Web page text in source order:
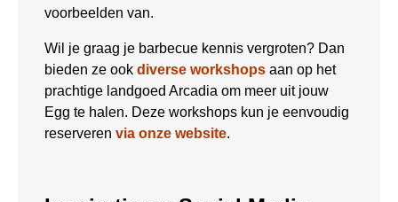
voorbeelden van.
Wil je graag je barbecue kennis vergroten? Dan
bieden ze ook diverse workshops aan op het
prachtige landgoed Arcadia om meer uit jouw
Egg te halen. Deze workshops kun je eenvoudig
reserveren via onze website.